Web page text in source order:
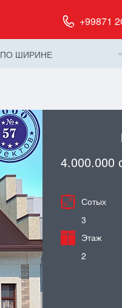
+99871
ПО ШИРИНЕ
4.000.000
Сотых
3
Этаж
2